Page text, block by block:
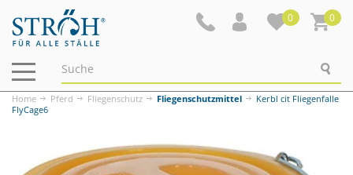
0 0
Navigation
ein-/ausblenden
Home Pferd Fliegenschutz Fliegenschutzmittel
Kerbl cit Fliegenfalle
FlyCage6